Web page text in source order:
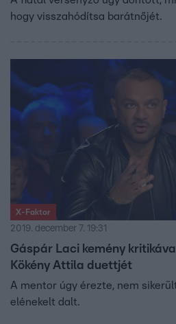
hogy visszahódítsa barátnőjét.
X-Faktor
2019. december 7. 19:31
Gáspár Laci kemény
Kökény Attila duettjét
A mentor úgy érezte, nem
elénekelt dalt.